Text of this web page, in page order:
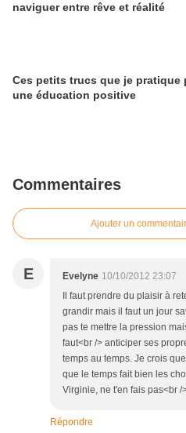
naviguer entre rêve et réalité
Ces petits trucs que je pratique
une éducation positive
Commentaires
Ajouter un
E Evelyne 10/10/2012 23:07
Il faut prendre du plaisir à
grandir mais il faut un jour
pas te mettre la pression
faut<br /> anticiper ses
temps au temps. Je crois
que le temps fait bien les
Virginie, ne t'en fais pas<br /
Répondre